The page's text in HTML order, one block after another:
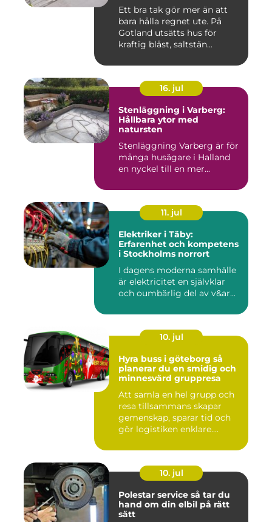
Ett bra tak gör mer än att
bara hålla regnet ute. På
Gotland utsätts hus för
kraftig blåst, saltstän...
16. jul
Stenläggning i Varberg:
Hållbara ytor med
natursten
Stenläggning Varberg är för
många husägare i Halland
en nyckel till en mer...
11. jul
Elektriker i Täby:
Erfarenhet och kompetens
i Stockholms norrort
I dagens moderna samhälle
är elektricitet en självklar
och oumbärlig del av v&ar...
10. jul
Hyra buss i göteborg så
planerar du en smidig och
minnesvärd gruppresa
Att samla en hel grupp och
resa tillsammans skapar
gemenskap, sparar tid och
gör logistiken enklare....
10. jul
Polestar service så tar du
hand om din elbil på rätt
sätt